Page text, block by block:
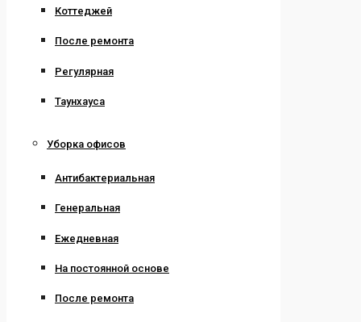
Коттеджей
После ремонта
Регулярная
Таунхауса
Уборка офисов
Антибактериальная
Генеральная
Ежедневная
На постоянной основе
После ремонта